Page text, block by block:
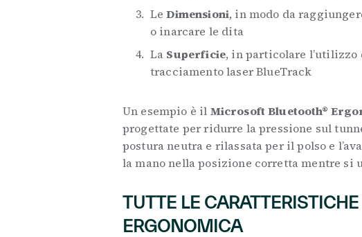
LeDimensioni, in modo da
o inarcare le dita
La Superficie, in particolare
tracciamento laser BlueTrack
Un esempio è il Microsoft Bluetooth®
progettate per ridurre la pressione sul
postura neutra e rilassata per il polso e
la mano nella posizione corretta mentre si
TUTTE LE
ERGONOMICA